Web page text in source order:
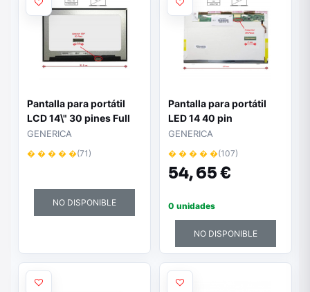
Pantalla para portátil
LCD 14\" 30 pines Full
HD / Sin reborde / Sin
GENERICA
� � � � �(71)
NO DISPONIBLE
Pantalla para portátil
LED 14 40 pin
1366x768"
GENERICA
� � � � �(107)
54,65 €
0 unidades
NO DISPONIBLE